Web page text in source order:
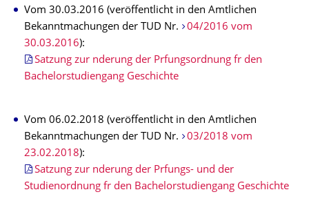
Vom 30.03.2016 (veröffentlicht in den Amtlichen
Bekanntmachungen der TUD Nr.
04/2016 vom
30.03.2016):
Satzung zur nderung der Prfungsordnung fr den
Bachelorstudiengang Geschichte
Vom 06.02.2018 (veröffentlicht in den Amtlichen
Bekanntmachungen der TUD Nr.
03/2018 vom
23.02.2018):
Satzung zur nderung der Prfungs- und der
Studienordnung fr den Bachelorstudiengang Geschichte